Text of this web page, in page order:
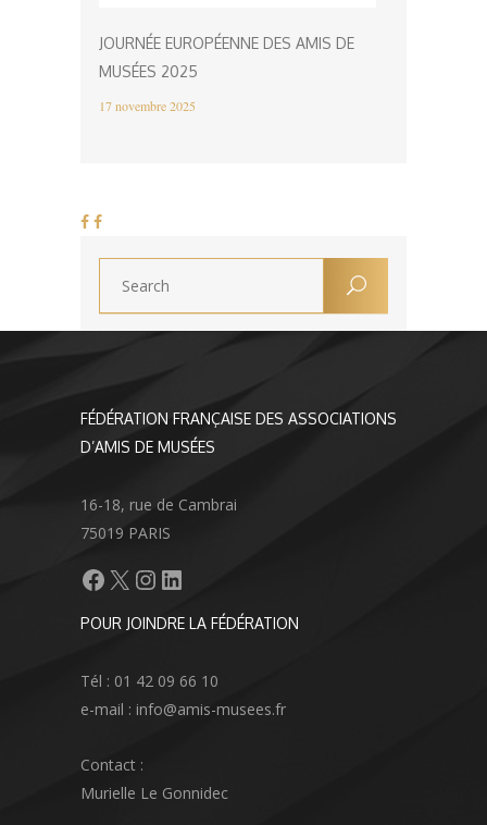
JOURNÉE EUROPÉENNE DES AMIS DE
MUSÉES 2025
17 novembre 2025
FÉDÉRATION FRANÇAISE DES ASSOCIATIONS
D’AMIS DE MUSÉES
16-18, rue de Cambrai
75019 PARIS
Facebook
X Instagram
LinkedIn
POUR JOINDRE LA FÉDÉRATION
Tél : 01 42 09 66 10
e-mail : info@amis-musees.fr
Contact :
Murielle Le Gonnidec